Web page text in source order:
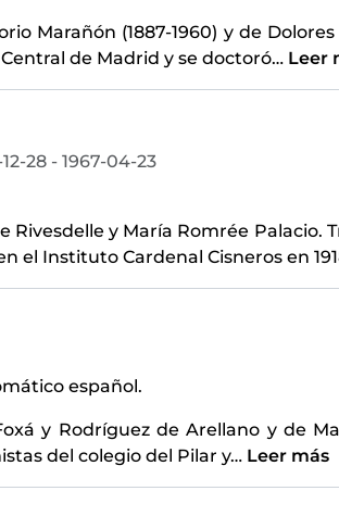
Marañón (1887-1960) y de
de Madrid y se doctoró… Leer
28 - 1967-04-23
y María Romrée Palacio.
el Instituto Cardenal Cisneros en
español.
y Rodríguez de Arellano y de
del colegio del Pilar y… Leer más